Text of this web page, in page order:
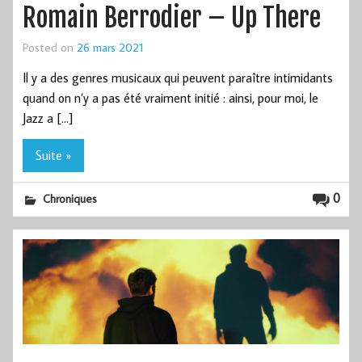
Romain Berrodier – Up There
Posted on 26 mars 2021
Il y a des genres musicaux qui peuvent paraître intimidants
quand on n’y a pas été vraiment initié : ainsi, pour moi, le
Jazz a […]
Suite »
0
Chroniques